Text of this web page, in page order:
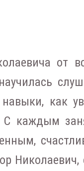
от
как
каждым